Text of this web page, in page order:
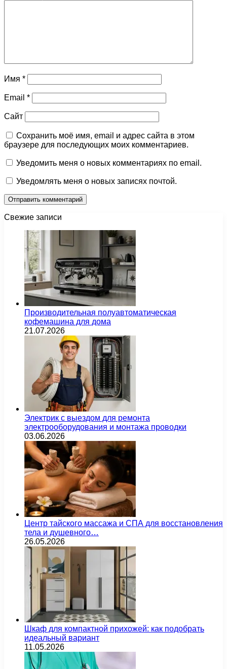
Имя *
Email *
Сайт
Сохранить моё имя, email и адрес сайта в этом
браузере для последующих моих комментариев.
Уведомить меня о новых комментариях по email.
Уведомлять меня о новых записях почтой.
Свежие записи
Производительная полуавтоматическая
кофемашина для дома
21.07.2026
Электрик с выездом для ремонта
электрооборудования и монтажа проводки
03.06.2026
Центр тайского массажа и СПА для восстановления
тела и душевного…
26.05.2026
Шкаф для компактной прихожей: как подобрать
идеальный вариант
11.05.2026